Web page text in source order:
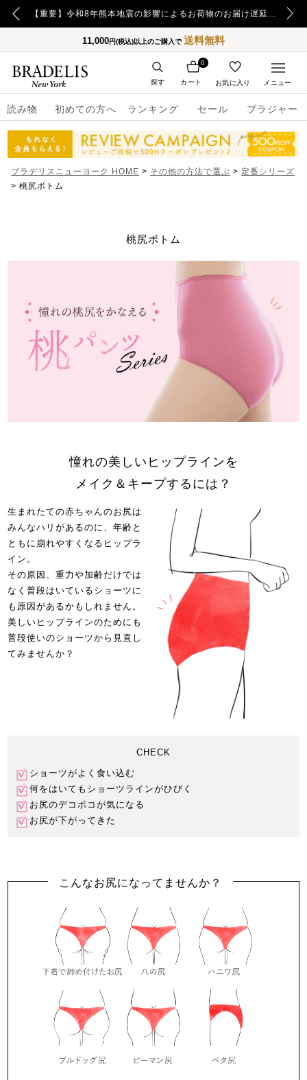
【重要】日本郵便の障害による配送への影響についてのお詫び
11,000円(税込)以上のご購入で送料無料
読み物 初めての方へ ランキング セール ブラジャー
カート
0
お気に入り
探す メニュー
ブラデリスニューヨーク HOME その他の方法で選ぶ
定番シリーズ
桃尻ボトム
桃尻ボトム
憧れの美しいヒップラインを
メイク＆キープするには？
生まれたての赤ちゃんのお尻は
みんなハリがあるのに、年齢と
ともに崩れやすくなるヒップラ
イン。
その原因、重力や加齢だけでは
なく普段はいているショーツに
も原因があるかもしれません。
美しいヒップラインのためにも
普段使いのショーツから見直し
てみませんか？
CHECK
ショーツがよく食い込む
何をはいてもショーツラインがひびく
お尻のデコボコが気になる
お尻が下がってきた
こんなお尻になってませんか？